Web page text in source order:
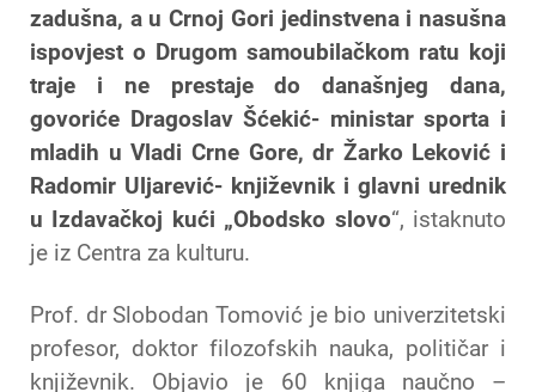
zadušna, a u Crnoj Gori jedinstvena i nasušna
ispovjest o Drugom samoubilačkom ratu koji
traje i ne prestaje do današnjeg dana,
govoriće Dragoslav Šćekić- ministar sporta i
mladih u Vladi Crne Gore, dr Žarko Leković i
Radomir Uljarević- književnik i glavni urednik
u Izdavačkoj kući „Obodsko slovo“, istaknuto
je iz Centra za kulturu.
Prof. dr Slobodan Tomović je bio univerzitetski
profesor, doktor filozofskih nauka, političar i
književnik. Objavio je 60 knjiga naučno –